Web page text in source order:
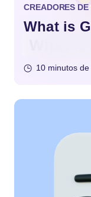
CREADORES
What is
10 minutos